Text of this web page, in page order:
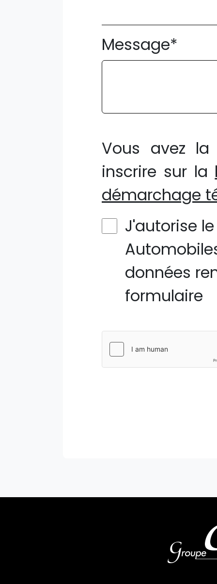
Message*
Vous avez
inscrire sur la
démarchage
J'autorise
données
formulaire